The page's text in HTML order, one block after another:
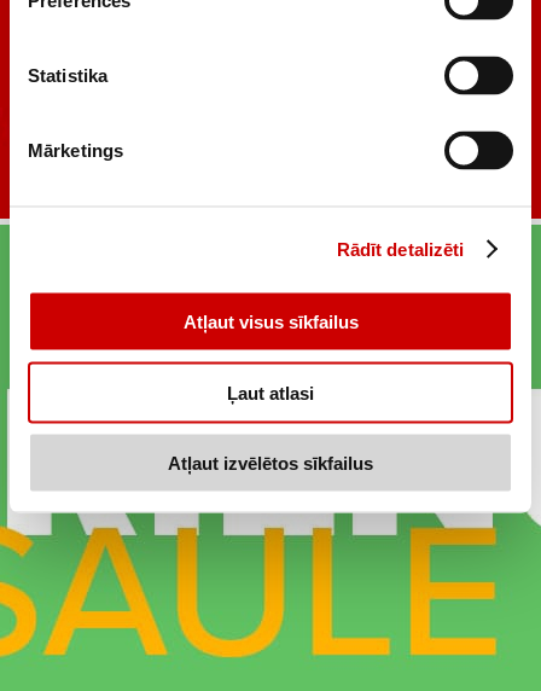
Statistika
Mārketings
Rādīt detalizēti
Atļaut visus sīkfailus
Ļaut atlasi
Atļaut izvēlētos sīkfailus